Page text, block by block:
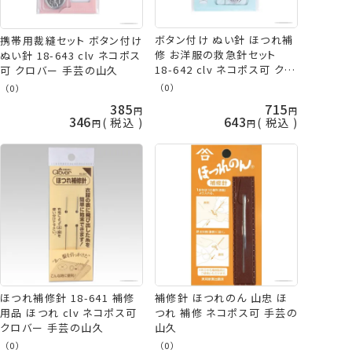
携帯用裁縫セット ボタン付け
ぬい針 18-643 clv ネコポス
可 クロバー 手芸の山久
（0）
385
346 税込
ボタン付け ぬい針 ほつれ補
修 お洋服の救急針セット
18-642 clv ネコポス可 クロ
バー 手芸の山久
（0）
715
643 税込
ほつれ補修針 18-641 補修
用品 ほつれ clv ネコポス可
クロバー 手芸の山久
（0）
補修針 ほつれのん 山忠 ほ
つれ 補修 ネコポス可 手芸の
山久
（0）